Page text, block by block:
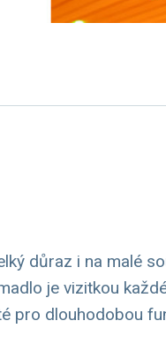
důraz i na malé
je vizitkou
pro dlouhodobou